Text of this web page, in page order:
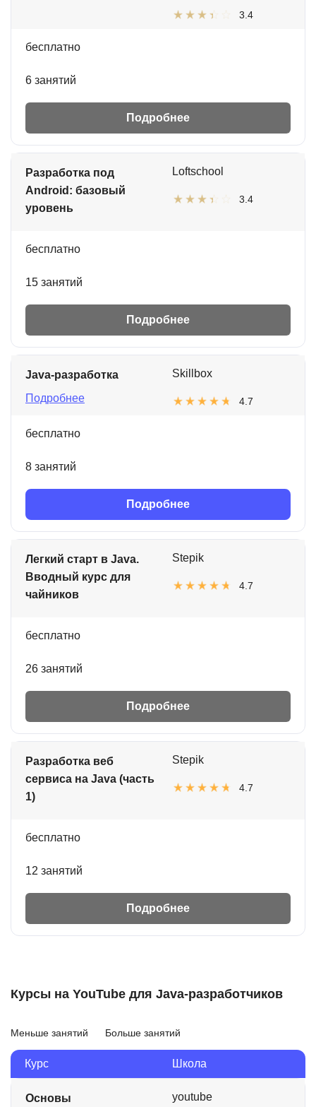
3.4
бесплатно
6 занятий
Подробнее
Разработка под
Android: базовый
уровень
Loftschool
3.4
бесплатно
15 занятий
Подробнее
Java-разработка
Подробнее
Skillbox
4.7
бесплатно
8 занятий
Подробнее
Легкий старт в Java.
Вводный курс для
чайников
Stepik
4.7
бесплатно
26 занятий
Подробнее
Разработка веб
сервиса на Java (часть
1)
Stepik
4.7
бесплатно
12 занятий
Подробнее
Курсы на YouTube для Java-разработчиков
Меньше занятий Больше занятий
Курс Школа
Основы
youtube